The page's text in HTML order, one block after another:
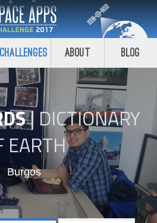
Challenges About Blog
| DICTIONARY
EARTH
Burgos